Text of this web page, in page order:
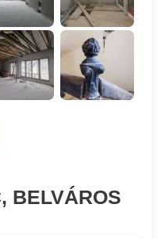
BELVÁROS